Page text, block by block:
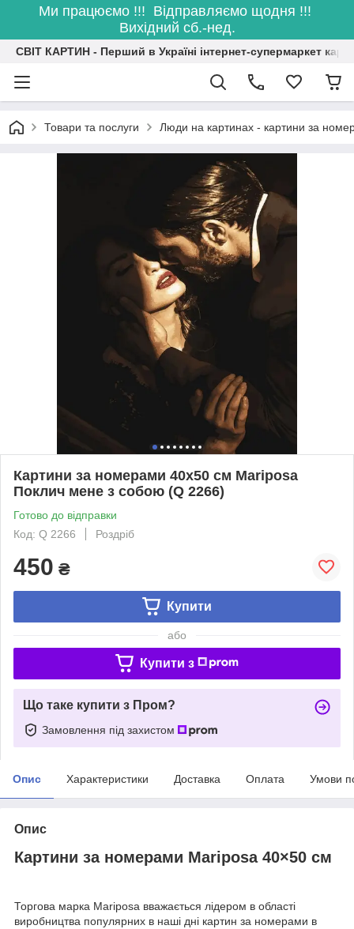
Ми працюємо !!! Відправляємо щодня !!!
Вихідний сб.-нед.
СВІТ КАРТИН - Перший в Україні інтернет-супермаркет
Товари та послуги Люди на картинах - картини за
Картини за номерами 40х50 см Mariposa
Поклич мене з собою (Q 2266)
Готово до відправки
Код: Q 2266
Роздріб
450 ₴
Купити
або
Купити з
Що таке купити з Пром?
Замовлення під захистом
Опис Характеристики Доставка Оплата Умови
Опис
Картини за номерами Mariposa 40×50 см
Торгова марка Mariposa вважається лідером в області
виробництва популярних в наші дні картин за номерами в